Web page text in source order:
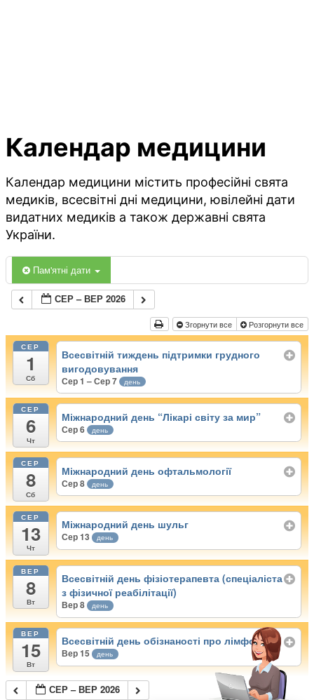
Календар медицини
Календар медицини містить професійні свята
медиків, всесвітні дні медицини, ювілейні дати
видатних медиків а також державні свята
України.
Пам'ятні дати
СЕР – ВЕР 2026
Згорнути все Розгорнути все
СЕР
1
Сб
Всесвітній тиждень підтримки грудного
вигодовування
Сер 1 – Сер 7 день
СЕР
6
Чт
Міжнародний день “Лікарі світу за мир”
Сер 6 день
СЕР
8
Сб
Міжнародний день офтальмології
Сер 8 день
СЕР
13
Чт
Міжнародний день шульг
Сер 13 день
ВЕР
8
Вт
Всесвітній день фізіотерапевта (спеціаліста
з фізичної реабілітації)
Вер 8 день
ВЕР
15
Вт
Всесвітній день обізнаності про лімфому
Вер 15 день
СЕР – ВЕР 2026